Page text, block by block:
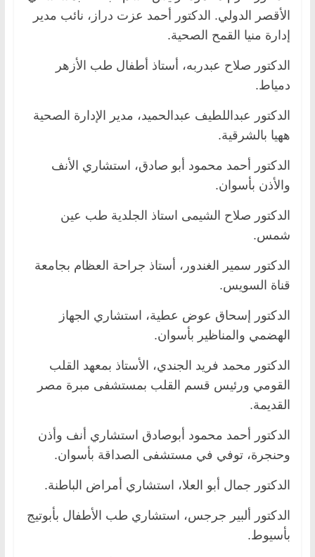
الأقصر الدولي. الدكتور أحمد عزت دراز، نائب مدير
إدارة منيا القمح الصحية.
الدكتور صلاح عبدربه، أستاذ أطفال طب الأزهر
دمياط.
الدكتور عبداللطيف عبدالحميد، مدير الإدارة الصحية
ههيا بالشرقية.
الدكتور أحمد محمود أبو صادق، استشاري الأنف
والأذن بأسوان.
الدكتور صلاح الشيمى استاذ الجلدية طب عين
شمس.
الدكتور سمير الغندور، أستاذ جراحة العظام بجامعة
قناة السويس.
الدكتور إسحاق عوض عطية، استشاري الجهاز
الهضمي والمناظير بأسوان.
الدكتور محمد فريد الجندي، الأستاذ بمعهد القلب
القومي ورئيس قسم القلب بمستشفى مبرة مصر
القديمة.
الدكتور أحمد محمود أبوصادق استشاري أنف وأذن
وحنجرة، توفي في مستشفى الصداقة بأسوان.
الدكتور جمال أبو العلا، استشاري أمراض الباطنة.
الدكتور ألبير جرجس، استشاري طب الأطفال بأبوتيج
بأسيوط.